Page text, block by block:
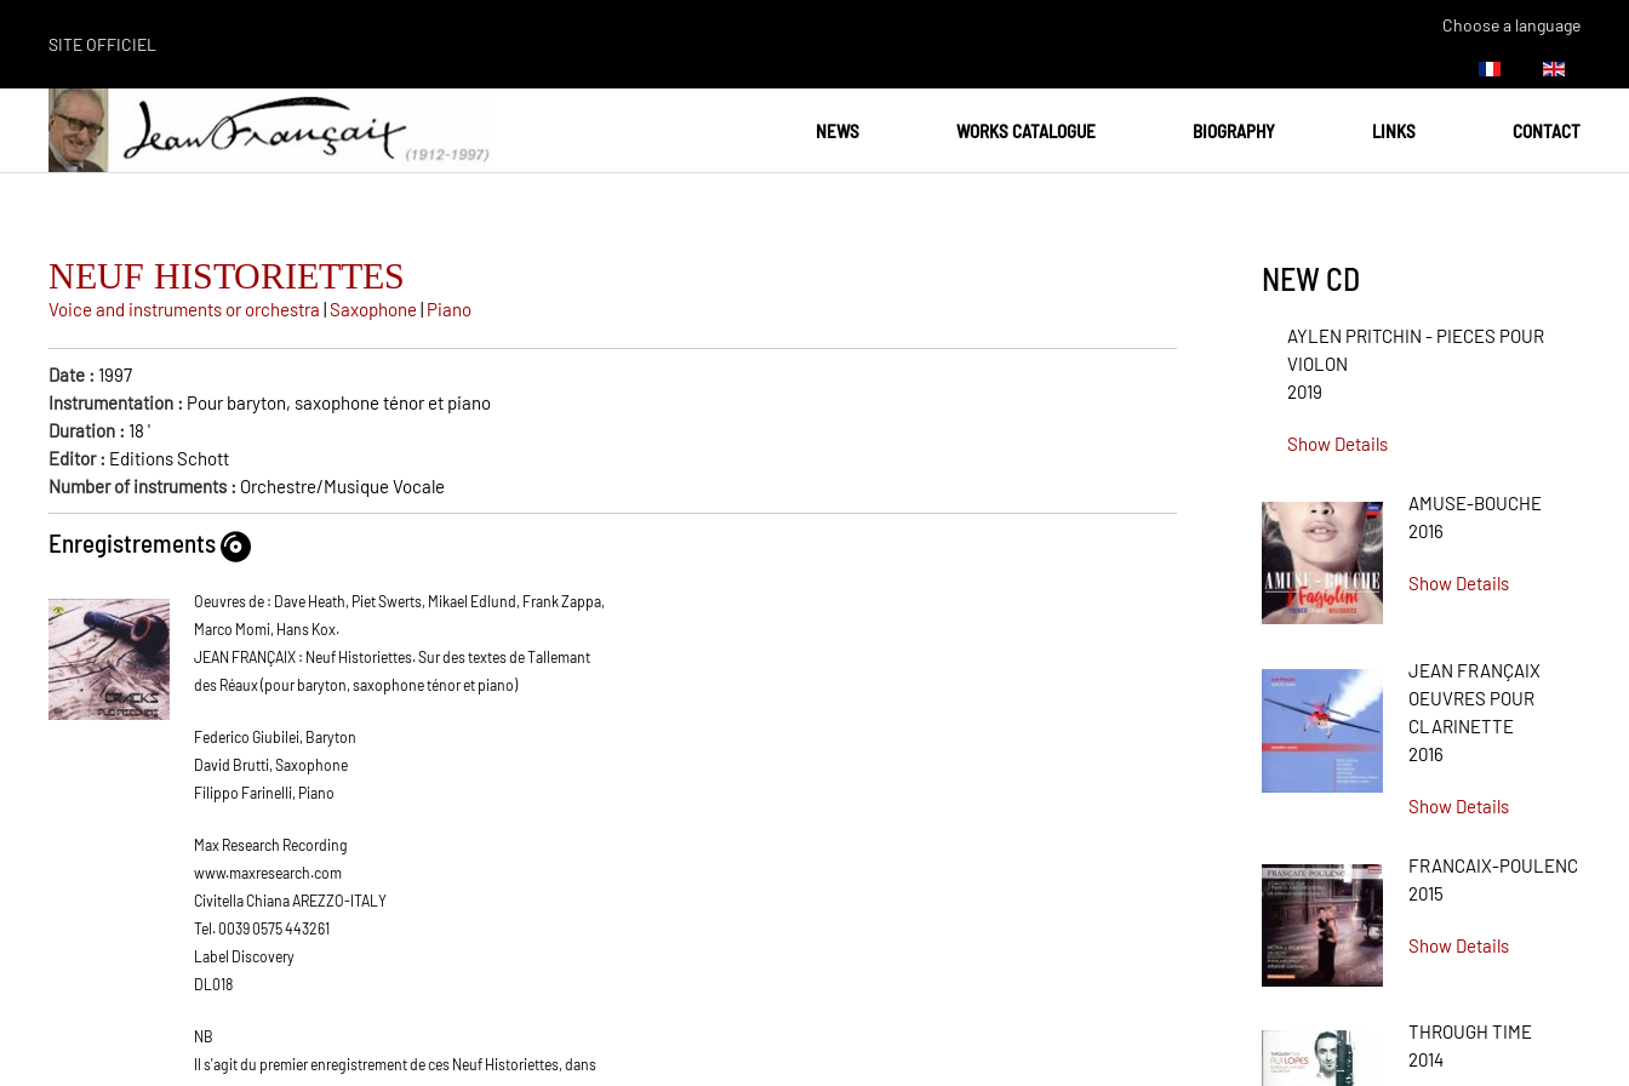
SITE OFFICIEL
Choose a language
NEWS WORKS CATALOGUE BIOGRAPHY LINKS CONTACT
NEUF HISTORIETTES
Voice and instruments or orchestra |Saxophone | Piano
Date : 1997
Instrumentation : Pour baryton, saxophone ténor et piano
Duration : 18 '
Editor : Editions Schott
Number of instruments : Orchestre/Musique Vocale
Enregistrements
Oeuvres de : Dave Heath, Piet Swerts, Mikael Edlund, Frank Zappa,
Marco Momi, Hans Kox.
JEAN FRANÇAIX : Neuf Historiettes. Sur des textes de Tallemant
des Réaux (pour baryton, saxophone ténor et piano)
Federico Giubilei, Baryton
David Brutti, Saxophone
Filippo Farinelli, Piano
Max Research Recording
www.maxresearch.com
Civitella Chiana AREZZO-ITALY
Tel. 0039 0575 443261
Label Discovery
DL018
NB
Il s'agit du premier enregistrement de ces Neuf Historiettes, dans
NEW CD
AYLEN PRITCHIN - PIECES POUR
VIOLON
2019
Show Details
AMUSE-BOUCHE
2016
Show Details
JEAN FRANÇAIX
OEUVRES POUR
CLARINETTE
2016
Show Details
FRANCAIX-POULENC
2015
Show Details
THROUGH TIME
2014